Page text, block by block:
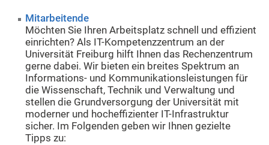
Mitarbeitende
Möchten Sie Ihren Arbeitsplatz schnell und effizient
einrichten? Als IT-Kompetenzzentrum an der
Universität Freiburg hilft Ihnen das Rechenzentrum
gerne dabei. Wir bieten ein breites Spektrum an
Informations- und Kommunikationsleistungen für
die Wissenschaft, Technik und Verwaltung und
stellen die Grundversorgung der Universität mit
moderner und hocheffizienter IT-Infrastruktur
sicher. Im Folgenden geben wir Ihnen gezielte
Tipps zu: